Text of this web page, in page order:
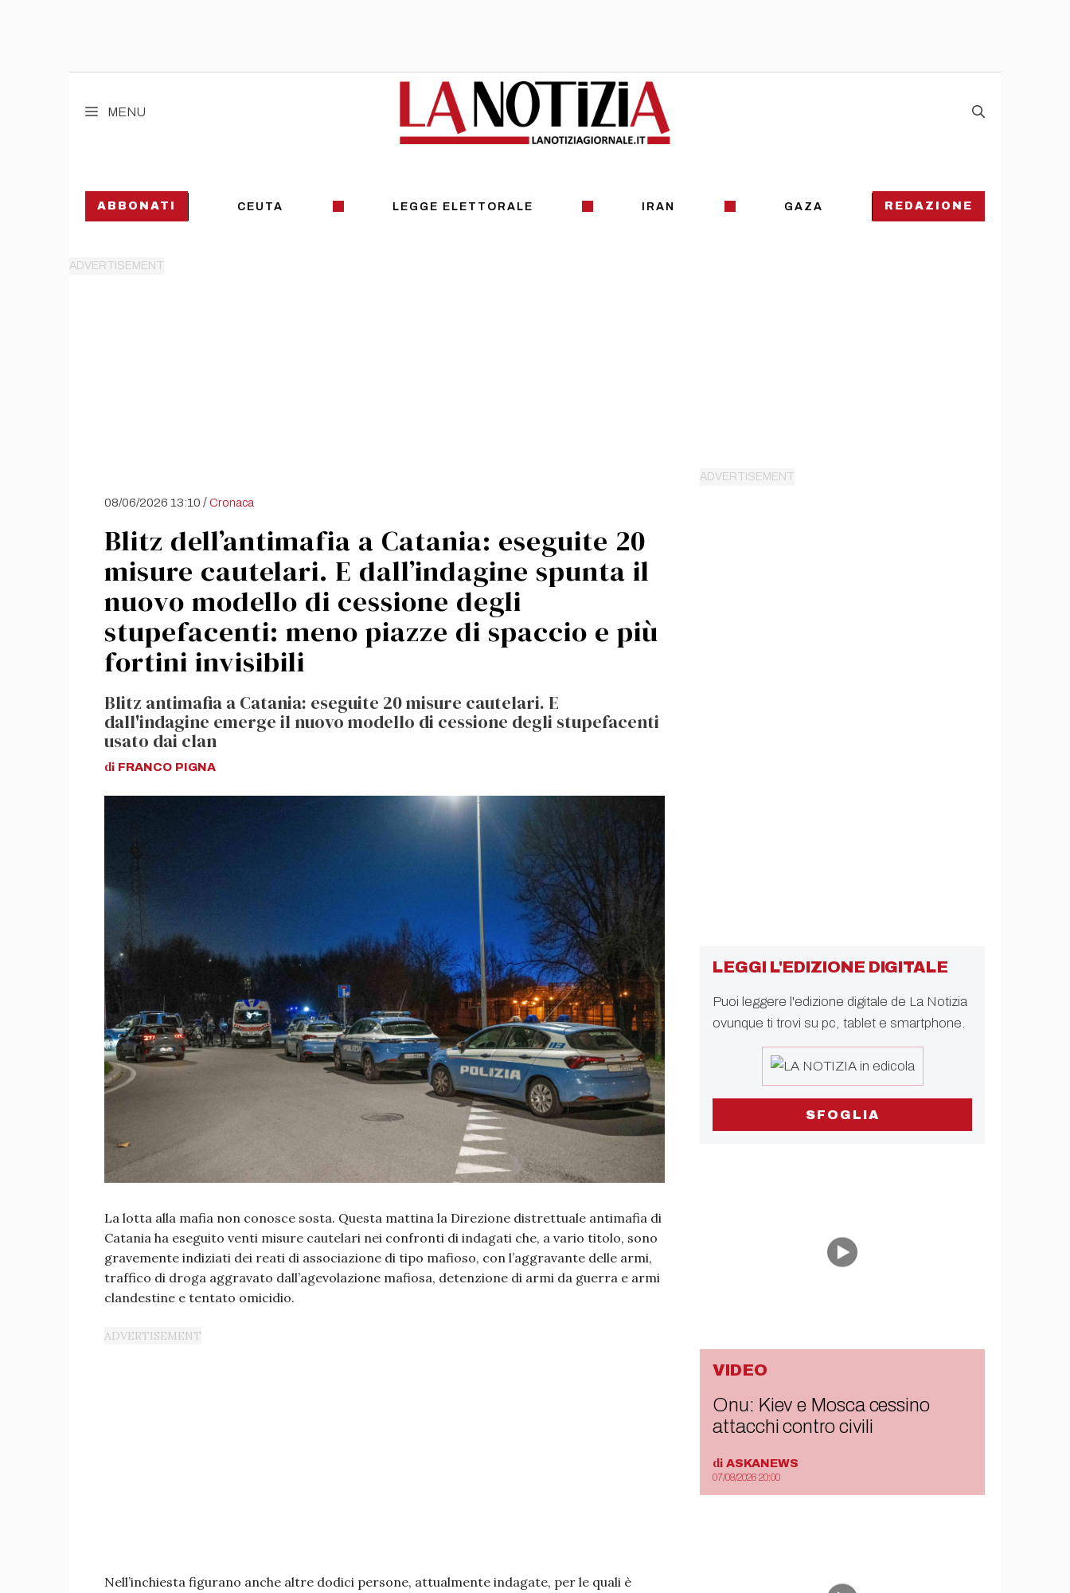
MENU
ABBONATI CEUTA LEGGE ELETTORALE IRAN GAZA REDAZIONE
08/06/2026 13:10 /Cronaca
Blitz dell’antimafia a Catania: eseguite 20
misure cautelari. E dall’indagine spunta il
nuovo modello di cessione degli
stupefacenti: meno piazze di spaccio e più
fortini invisibili
Blitz antimafia a Catania: eseguite 20 misure cautelari. E
dall'indagine emerge il nuovo modello di cessione degli stupefacenti
usato dai clan
di FRANCO PIGNA
La lotta alla mafia non conosce sosta. Questa mattina la Direzione distrettuale antimafia di
Catania ha eseguito venti misure cautelari nei confronti di indagati che, a vario titolo, sono
gravemente indiziati dei reati di associazione di tipo mafioso, con l’aggravante delle armi,
traffico di droga aggravato dall’agevolazione mafiosa, detenzione di armi da guerra e armi
clandestine e tentato omicidio.
Nell’inchiesta figurano anche altre dodici persone, attualmente indagate, per le quali è
LEGGI L'EDIZIONE DIGITALE
Puoi leggere l'edizione digitale de La Notizia
ovunque ti trovi su pc, tablet e smartphone.
SFOGLIA
VIDEO
Onu: Kiev e Mosca cessino
attacchi contro civili
di ASKANEWS
07/08/2026 20:00